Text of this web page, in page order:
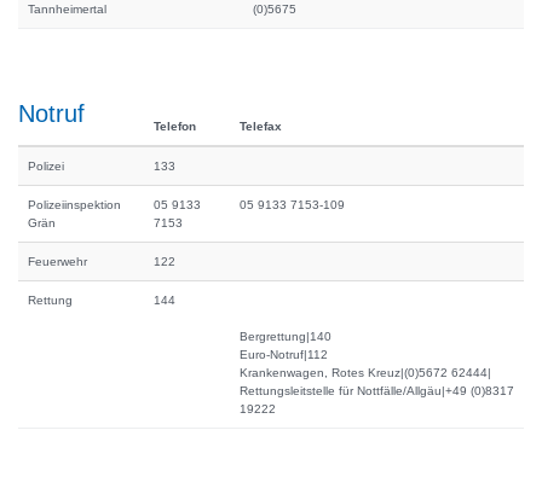
Tannheimertal (0)5675
Notruf Telefon Telefax
Polizei 133
Polizeiinspektion
Grän
05 9133
7153
05 9133 7153-109
Feuerwehr 122
Rettung 144
Bergrettung|140
Euro-Notruf|112
Krankenwagen, Rotes Kreuz|(0)5672 62444|
Rettungsleitstelle für Nottfälle/Allgäu|+49 (0)8317
19222